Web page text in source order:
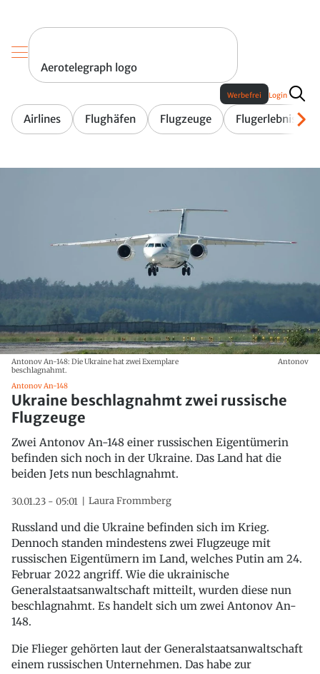
Aerotelegraph logo
Airlines Flughäfen Flugzeuge Flugerlebnis
Werbefrei Login
Antonov An-148: Die Ukraine hat zwei Exemplare
beschlagnahmt.
Antonov
Antonov An-148
Ukraine beschlagnahmt zwei russische
Flugzeuge
Zwei Antonov An-148 einer russischen Eigentümerin
befinden sich noch in der Ukraine. Das Land hat die
beiden Jets nun beschlagnahmt.
30.01.23 - 05:01 Laura Frommberg
Russland und die Ukraine befinden sich im Krieg.
Dennoch standen mindestens zwei Flugzeuge mit
russischen Eigentümern im Land, welches Putin am 24.
Februar 2022 angriff. Wie die ukrainische
Generalstaatsanwaltschaft mitteilt, wurden diese nun
beschlagnahmt. Es handelt sich um zwei Antonov An-
148.
Die Flieger gehörten laut der Generalstaatsanwaltschaft
einem russischen Unternehmen. Das habe zur